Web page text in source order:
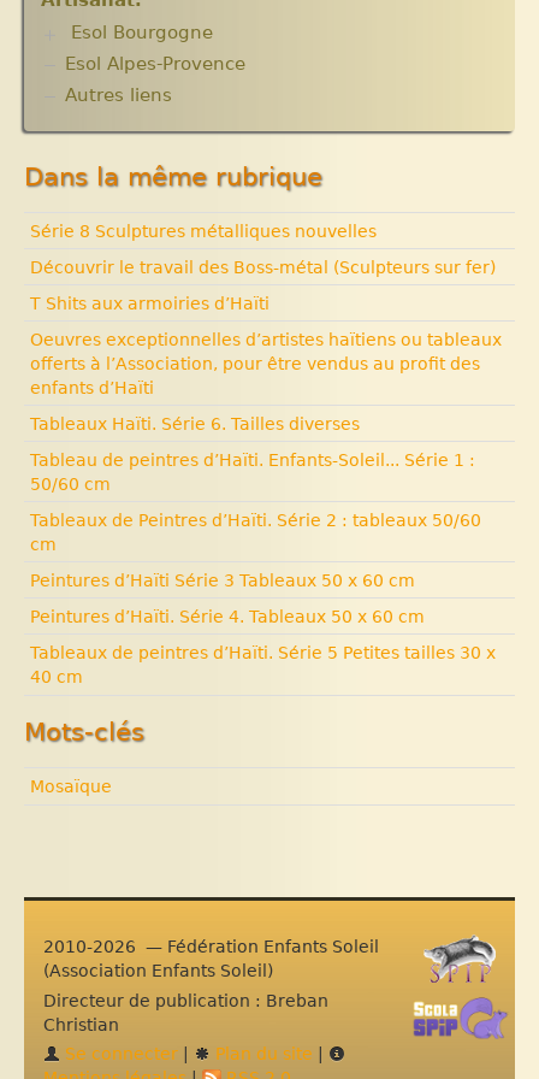
acteurs.10 articles.
Solidarité internationale. Autour d’Haïti.
Documentaires à voir. Les années terribles.
Esol Bourgogne
ACTUALITES
Archives
Esol Alpes-Provence
Autres liens
Dans la même rubrique
Série 8 Sculptures métalliques nouvelles
Découvrir le travail des Boss-métal (Sculpteurs sur fer)
T Shits aux armoiries d’Haïti
Oeuvres exceptionnelles d’artistes haïtiens ou tableaux
offerts à l’Association, pour être vendus au profit des
enfants d’Haïti
Tableaux Haïti. Série 6. Tailles diverses
Tableau de peintres d’Haïti. Enfants-Soleil... Série 1 :
50/60 cm
Tableaux de Peintres d’Haïti. Série 2 : tableaux 50/60
cm
Peintures d’Haïti Série 3 Tableaux 50 x 60 cm
Peintures d’Haïti. Série 4. Tableaux 50 x 60 cm
Tableaux de peintres d’Haïti. Série 5 Petites tailles 30 x
40 cm
Mots-clés
Mosaïque
2010-2026 — Fédération Enfants Soleil
(Association Enfants Soleil)
Directeur de publication : Breban
Christian
Se connecter
Plan du site